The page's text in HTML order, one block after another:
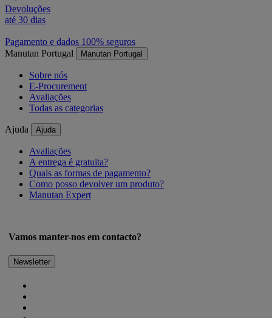
Devoluções
até 30 dias
Pagamento e dados 100% seguros
Manutan Portugal
Manutan Portugal
Sobre nós
E-Procurement
Avaliações
Todas as categorias
Ajuda Ajuda
Avaliações
A entrega é gratuita?
Quais as formas de pagamento?
Como posso devolver um produto?
Manutan Expert
Vamos manter-nos em contacto?
Newsletter